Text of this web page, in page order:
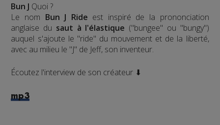
Bun J Quoi ?
Le nom Bun J Ride est inspiré de la prononciation
anglaise du saut à l'élastique ("bungee" ou "bungy")
auquel s'ajoute le "ride" du mouvement et de la liberté,
avec au milieu le "J" de Jeff, son inventeur.
Écoutez l'interview de son créateur ⬇
mp3